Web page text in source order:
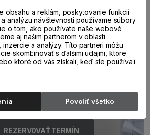
sa s
u nás na
predajni.
REZERVOVAŤ TERMÍN
obsahu a reklám, poskytovanie funkcií
analýzu návštevnosti používame súbory
o tom, ako používate naše webové
aj našim partnerom v oblasti
inzercie a analýzy. Títo partneri môžu
skombinovať s ďalšími údajmi, ktoré
ktoré od vás získali, keď ste používali
Povoliť všetko